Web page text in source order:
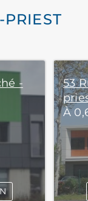
-
53
À